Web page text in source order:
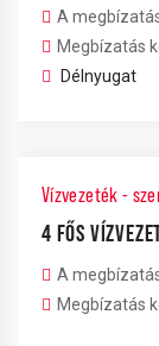
A
Megbízatás
Délnyugat
Vízvezeték -
4 FŐS
A
Megbízatás